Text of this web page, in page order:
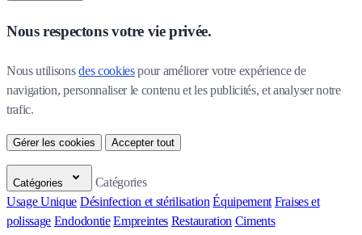
Nous respectons votre vie privée.
Nous utilisons des cookies pour améliorer votre expérience de
navigation, personnaliser le contenu et les publicités, et analyser notre
trafic.
Gérer les cookies Accepter tout
Catégories
Catégories
Usage Unique Désinfection et stérilisation Équipement Fraises et
polissage Endodontie Empreintes Restauration Ciments